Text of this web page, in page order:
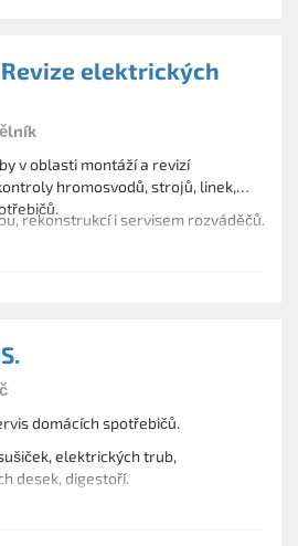
elektrických
v oblasti montáží a revizí
hromosvodů, strojů, linek,
rekonstrukcí i servisem rozváděčů.
domácích spotřebičů.
elektrických trub,
desek, digestoří.